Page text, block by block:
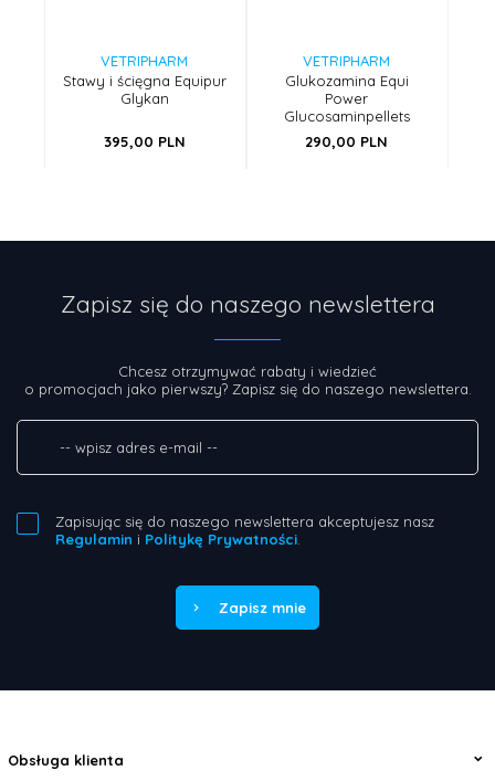
VETRIPHARM
Stawy i ścięgna Equipur
Glykan
395,00 PLN
VETRIPHARM
Glukozamina Equi
Power
Glucosaminpellets
290,00 PLN
Zapisz się do naszego newslettera
Chcesz otrzymywać rabaty i wiedzieć
o promocjach jako pierwszy? Zapisz się do naszego newslettera.
Zapisując się do naszego newslettera akceptujesz nasz
Regulamin i Politykę Prywatności.
Zapisz mnie
Obsługa klienta